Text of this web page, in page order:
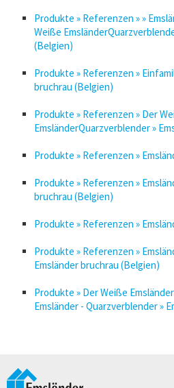
Produkte » Referenzen » »
Weiße
(Belgien)
Produkte » Referenzen »
bruchrau (Belgien)
Produkte » Referenzen » Der
EmsländerQuarzverblender »
Produkte » Referenzen »
Produkte » Referenzen »
bruchrau (Belgien)
Produkte » Referenzen »
Produkte » Referenzen »
Emsländer bruchrau (Belgien)
Produkte » Der Weiße
Emsländer - Quarzverblender »